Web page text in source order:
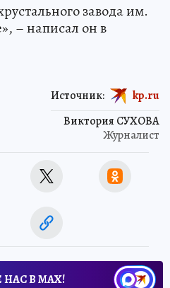
завода им.
– написал он в
Виктория СУХОВА
Журналист
Источник: kp.ru
НАС В МАХ!